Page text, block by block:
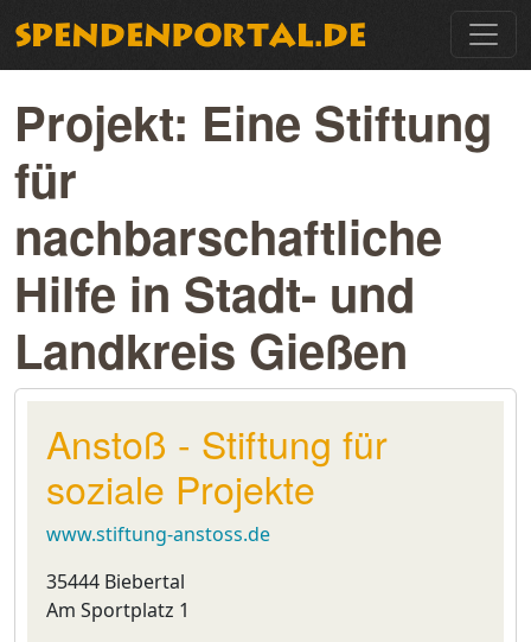
Projekt: Eine Stiftung
für
nachbarschaftliche
Hilfe in Stadt- und
Landkreis Gießen
Anstoß - Stiftung für
soziale Projekte
www.stiftung-anstoss.de
35444 Biebertal
Am Sportplatz 1